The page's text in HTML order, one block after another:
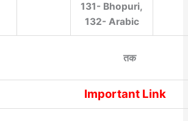
131- Bhopuri,
132- Arabic
तक
Important Link